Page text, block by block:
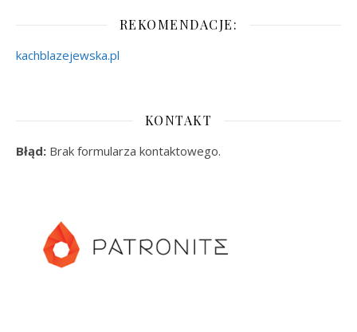
REKOMENDACJE:
kachblazejewska.pl
KONTAKT
Błąd: Brak formularza kontaktowego.